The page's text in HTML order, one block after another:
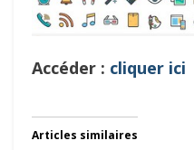
Accéder : cliquer ici
Articles similaires